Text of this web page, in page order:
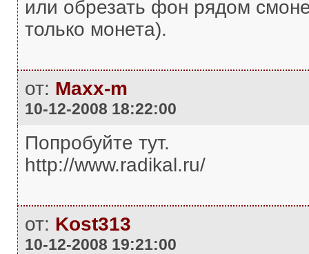
или обрезать фон рядом
только монета).
от: Maxx-m
10-12-2008 18:22:00
Попробуйте тут.
http://www.radikal.ru/
от: Kost313
10-12-2008 19:21:00